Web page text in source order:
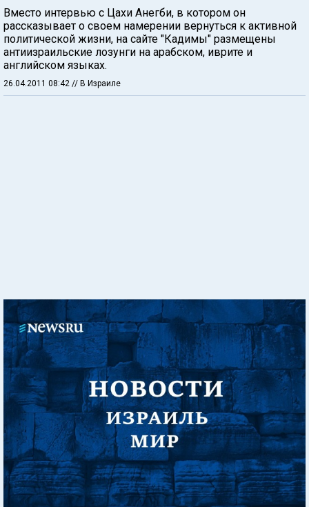
Вместо интервью с Цахи Анегби, в котором он
рассказывает о своем намерении вернуться к активной
политической жизни, на сайте "Кадимы" размещены
антиизраильские лозунги на арабском, иврите и
английском языках.
26.04.2011 08:42 // В Израиле